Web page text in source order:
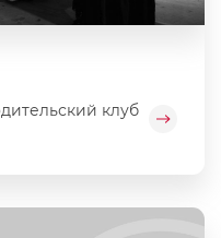
клуб